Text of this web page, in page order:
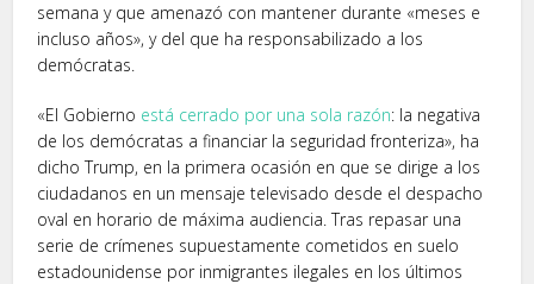
semana y que amenazó con mantener durante «meses e
incluso años», y del que ha responsabilizado a los
demócratas.
«El Gobierno está cerrado por una sola razón: la negativa
de los demócratas a financiar la seguridad fronteriza», ha
dicho Trump, en la primera ocasión en que se dirige a los
ciudadanos en un mensaje televisado desde el despacho
oval en horario de máxima audiencia. Tras repasar una
serie de crímenes supuestamente cometidos en suelo
estadounidense por inmigrantes ilegales en los últimos